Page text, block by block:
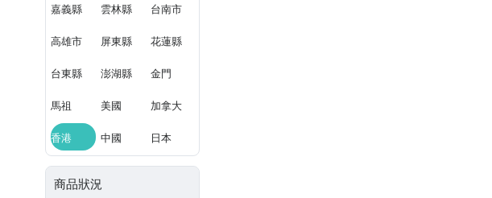
嘉義縣 雲林縣 台南市
高雄市 屏東縣 花蓮縣
台東縣 澎湖縣 金門
馬祖 美國 加拿大
香港 中國 日本
商品狀況